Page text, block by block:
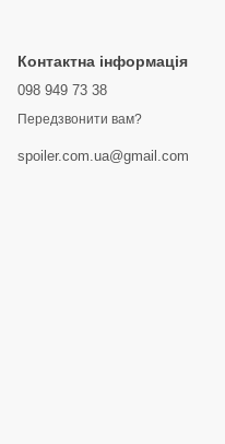
Контактна інформація
098 949 73 38
Передзвонити вам?
spoiler.com.ua@gmail.com